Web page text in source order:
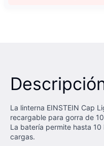
La linterna EINSTEIN Cap
recargable para gorra de
La batería permite hasta
cargas.